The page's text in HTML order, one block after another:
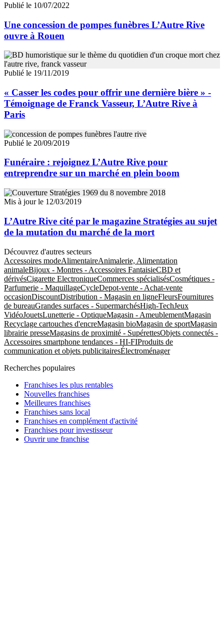
Publié le 10/07/2022
Une concession de pompes funèbres L’Autre Rive
ouvre à Rouen
Publié le 19/11/2019
« Casser les codes pour offrir une dernière bière » -
Témoignage de Franck Vasseur, L’Autre Rive à
Paris
Publié le 20/09/2019
Funéraire : rejoignez L’Autre Rive pour
entreprendre sur un marché en plein boom
Mis à jour le 12/03/2019
L’Autre Rive cité par le magazine Stratégies au sujet
de la mutation du marché de la mort
Découvrez d'autres secteurs
Accessoires modeAlimentaireAnimalerie, Alimentation
animaleBijoux - Montres - Accessoires FantaisieCBD et
dérivésCigarette ElectroniqueCommerces spécialisésCosmétiques -
Parfumerie - MaquillageCycleDepot-vente - Achat-vente
occasionDiscountDistribution - Magasin en ligneFleursFournitures
de bureauGrandes surfaces - SupermarchésHigh-TechJeux
VidéoJouetsLunetterie - OptiqueMagasin - AmeublementMagasin
Recyclage cartouches d'encreMagasin bioMagasin de sportMagasin
librairie presseMagasins de proximité - SupérettesObjets connectés -
Accessoires smartphone tendances - HI-FIProduits de
communication et objets publicitairesÉlectroménager
Recherches populaires
Franchises les plus rentables
Nouvelles franchises
Meilleures franchises
Franchises sans local
Franchises en complément d'activité
Franchises pour investisseur
Ouvrir une franchise